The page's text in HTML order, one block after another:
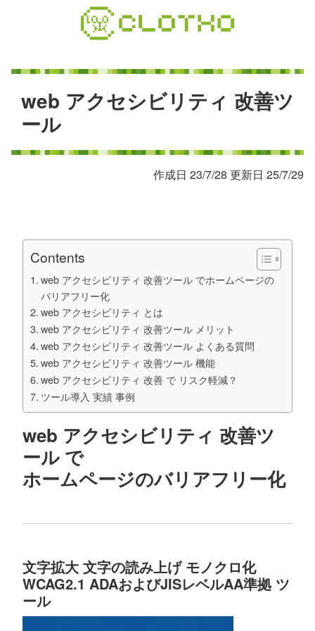
web アクセシビリ ティ 改善ツ
ール
作成日 23/7/28 更新日 25/7/29
Contents
web アクセシビリティ 改善ツール でホームページの
バリアフリー化
web アクセシビリティ とは
web アクセシビリティ 改善ツール メリット
web アクセシビリティ 改善ツール よくある質問
web アクセシビリティ 改善ツール 機能
web アクセシビリティ 改善 で リスク軽減？
ツール導入 実績 事例
web アクセシビリティ 改善ツ
ール で
ホームページのバリアフリー化
文字拡大 文字の読み上げ モノクロ化
WCAG2.1 ADAおよびJISレベルAA準拠 ツ
ール